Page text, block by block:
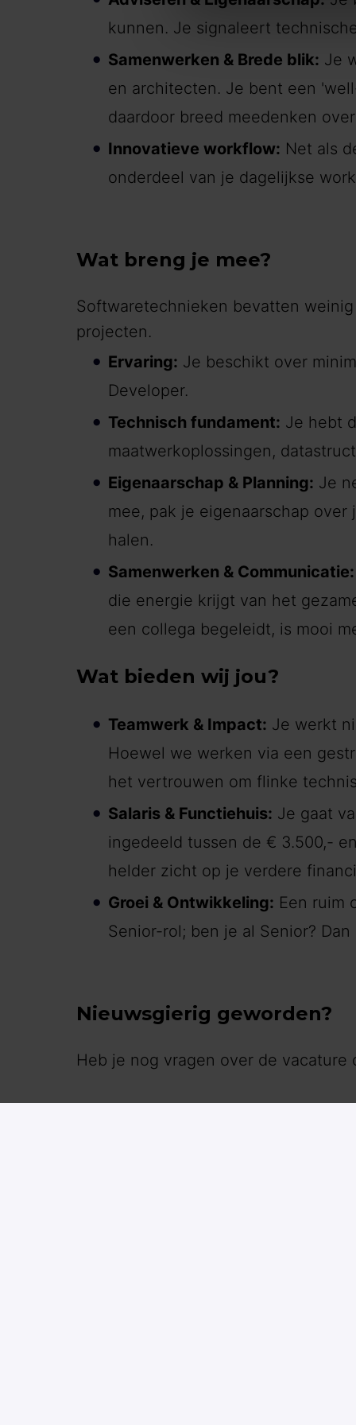
kunnen. Je signaleert
Samenwerken & Brede blik: Je
en architecten. Je bent een
daardoor breed meedenken
Innovatieve workflow: Net als
onderdeel van je dagelijkse
Wat breng je mee?
Softwaretechnieken bevatten
projecten.
Ervaring: Je beschikt over
Developer.
Technisch fundament: Je hebt
maatwerkoplossingen,
Eigenaarschap & Planning: Je
mee, pak je eigenaarschap
halen.
Samenwerken & Communicatie:
die energie krijgt van het
een collega begeleidt, is mooi
Wat bieden wij jou?
Teamwerk & Impact: Je werkt
Hoewel we werken via een
het vertrouwen om flinke
Salaris & Functiehuis: Je gaat
ingedeeld tussen de € 3.500,-
helder zicht op je verdere
Groei & Ontwikkeling: Een ruim
Senior-rol; ben je al Senior?
Nieuwsgierig geworden?
Heb je nog vragen over de